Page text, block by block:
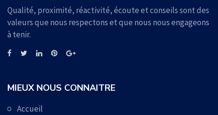
Qualité, proximité, réactivité, écoute et conseils sont des
valeurs que nous respectons et que nous nous engageons
à tenir.
MIEUX NOUS CONNAITRE
Accueil